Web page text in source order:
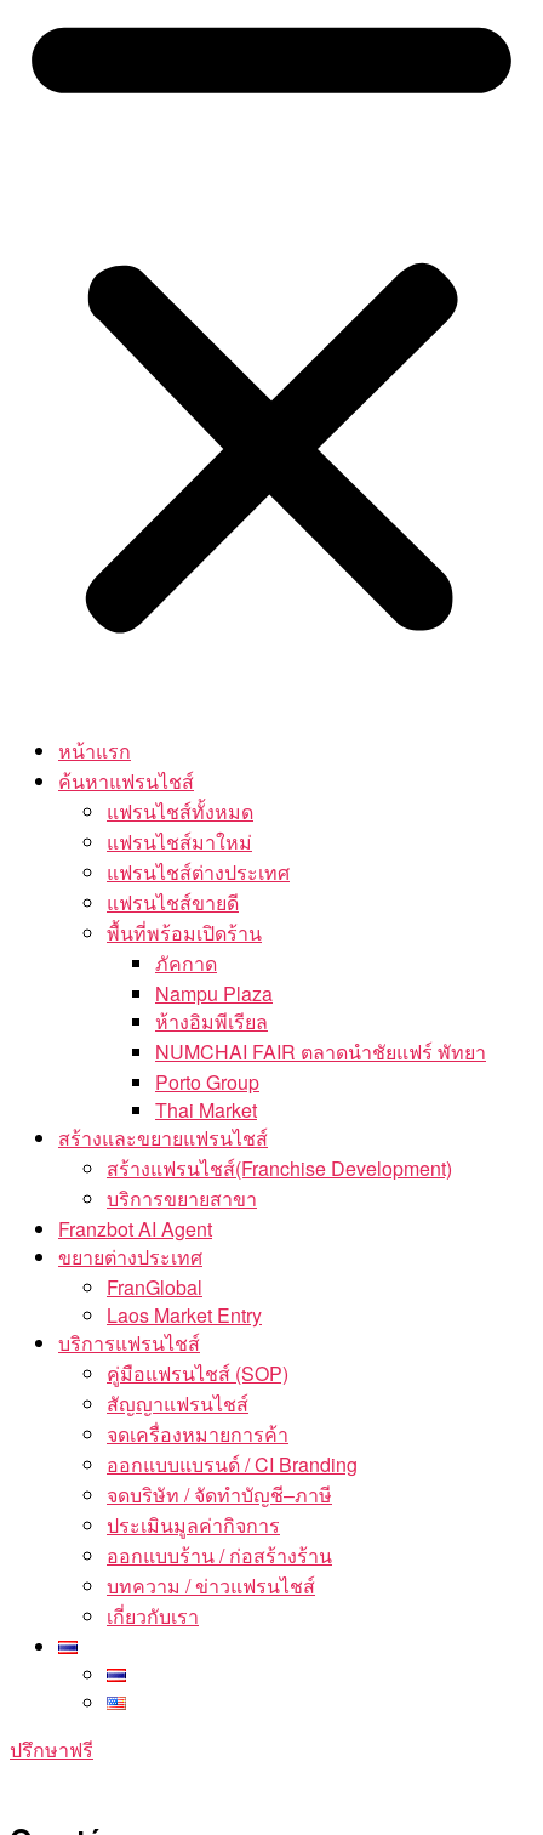
หน้าแรก
ค้นหาแฟรนไชส์
แฟรนไชส์ทั้งหมด
แฟรนไชส์มาใหม่
แฟรนไชส์ต่างประเทศ
แฟรนไชส์ขายดี
พื้นที่พร้อมเปิดร้าน
ภัคกาด
Nampu Plaza
ห้างอิมพีเรียล
NUMCHAI FAIR ตลาดนำชัยแฟร์ พัทยา
Porto Group
Thai Market
สร้างและขยายแฟรนไชส์
สร้างแฟรนไชส์(Franchise Development)
บริการขยายสาขา
Franzbot AI Agent
ขยายต่างประเทศ
FranGlobal
Laos Market Entry
บริการแฟรนไชส์
คู่มือแฟรนไชส์ (SOP)
สัญญาแฟรนไชส์
จดเครื่องหมายการค้า
ออกแบบแบรนด์ / CI Branding
จดบริษัท / จัดทำบัญชี–ภาษี
ประเมินมูลค่ากิจการ
ออกแบบร้าน / ก่อสร้างร้าน
บทความ / ข่าวแฟรนไชส์
เกี่ยวกับเรา
ปรึกษาฟรี